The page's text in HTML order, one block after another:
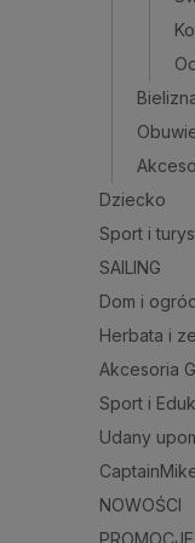
Dziecko
Sport i
SAILING
Dom i
Herbata i
Akcesoria
Sport i
Udany
NOWOŚCI
PROMOCJE